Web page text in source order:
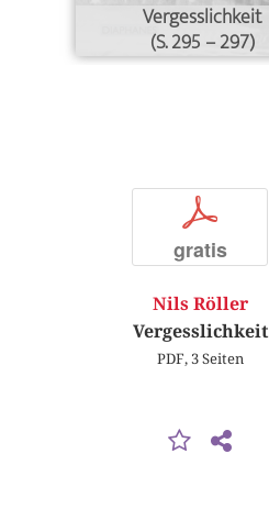
Vergesslichkeit
(S. 295 – 297)
p
gratis
Nils Röller
Vergesslichkeit
PDF, 3 Seiten